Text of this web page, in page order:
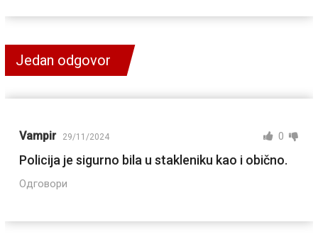
Jedan odgovor
Vampir 29/11/2024 0
Policija je sigurno bila u stakleniku kao i obično.
Одговори